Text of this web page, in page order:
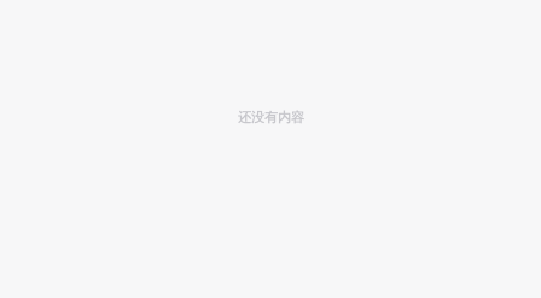
还没有内容